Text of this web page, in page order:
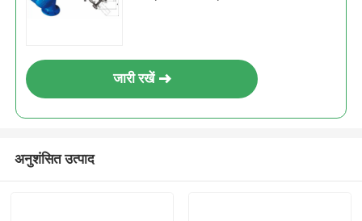
जारी रखें
अनुशंसित उत्पाद